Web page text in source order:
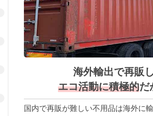
海外輸出で再販し
エコ活動に積極的だ
国内で再販が難しい不用品は海外に